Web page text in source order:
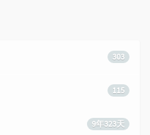
303
115
9年323天